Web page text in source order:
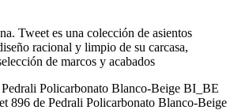
Tweet es una colección de asientos
racional y limpio de su carcasa,
de marcos y acabados